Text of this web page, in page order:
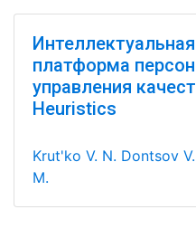
платформа
управления
Heuristics
Krut'ko V. N. Dontsov V.
M.